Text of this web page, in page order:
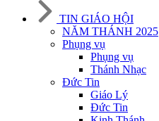
TIN GIÁO HỘI
NĂM THÁNH 2025
Phụng vụ
Phụng vụ
Thánh Nhạc
Đức Tin
Giáo Lý
Đức Tin